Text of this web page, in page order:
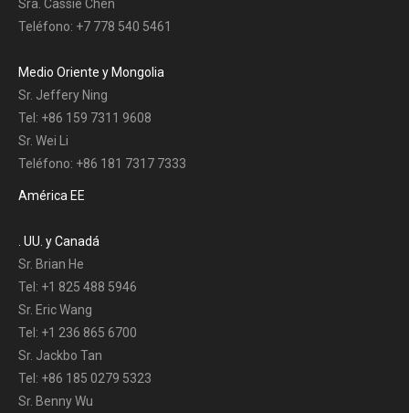
Sra. Cassie Chen
Teléfono: +7 778 540 5461
Medio Oriente y Mongolia
Sr. Jeffery Ning
Tel: +86 159 7311 9608
Sr. Wei Li
Teléfono: +86 181 7317 7333
América EE
. UU. y Canadá
Sr. Brian He
Tel: +1 825 488 5946
Sr. Eric Wang
Tel: +1 236 865 6700
Sr. Jackbo Tan
Tel: +86 185 0279 5323
Sr. Benny Wu